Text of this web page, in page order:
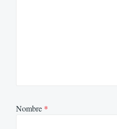
Nombre *